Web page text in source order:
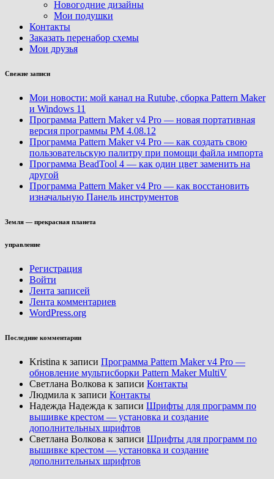
Новогодние дизайны
Мои подушки
Контакты
Заказать перенабор схемы
Мои друзья
Свежие записи
Мои новости: мой канал на Rutube, сборка Pattern Maker
и Windows 11
Программа Pattern Maker v4 Pro — новая портативная
версия программы PM 4.08.12
Программа Pattern Maker v4 Pro — как создать свою
пользовательскую палитру при помощи файла импорта
Программа BeadTool 4 — как один цвет заменить на
другой
Программа Pattern Maker v4 Pro — как восстановить
изначальную Панель инструментов
Земля — прекрасная планета
управление
Регистрация
Войти
Лента записей
Лента комментариев
WordPress.org
Последние комментарии
Kristina к записи Программа Pattern Maker v4 Pro —
обновление мультисборки Pattern Maker MultiV
Светлана Волкова к записи Контакты
Людмила к записи Контакты
Надежда Надежда к записи Шрифты для программ по
вышивке крестом — установка и создание
дополнительных шрифтов
Светлана Волкова к записи Шрифты для программ по
вышивке крестом — установка и создание
дополнительных шрифтов